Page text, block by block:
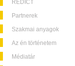
REDICT
Partnerek
Szakmai anyagok
Az én történetem
Médiatár